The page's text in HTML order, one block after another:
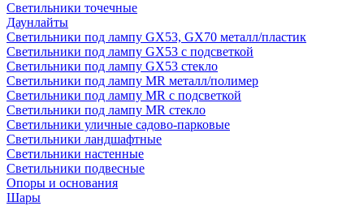
Светильники точечные
Даунлайты
Светильники под лампу GX53, GX70 металл/пластик
Светильники под лампу GX53 с подсветкой
Светильники под лампу GX53 стекло
Светильники под лампу MR металл/полимер
Светильники под лампу MR с подсветкой
Светильники под лампу MR стекло
Светильники уличные садово-парковые
Светильники ландшафтные
Светильники настенные
Светильники подвесные
Опоры и основания
Шары